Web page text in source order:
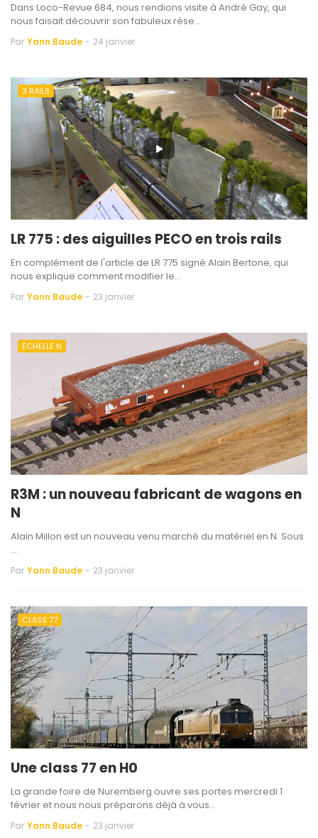
Dans Loco-Revue 684, nous rendions visite à André Gay, qui
nous faisait découvrir son fabuleux rése…
Par Yann Baude - 24 janvier
3 RAILS
LR 775 : des aiguilles PECO en trois rails
En complément de l'article de LR 775 signé Alain Bertone, qui
nous explique comment modifier le…
Par Yann Baude - 23 janvier
ÉCHELLE N
R3M : un nouveau fabricant de wagons en
N
Alain Millon est un nouveau venu marché du matériel en N. Sous
…
Par Yann Baude - 23 janvier
CLASS 77
Une class 77 en H0
La grande foire de Nuremberg ouvre ses portes mercredi 1
février et nous nous préparons déjà à vous…
Par Yann Baude - 23 janvier